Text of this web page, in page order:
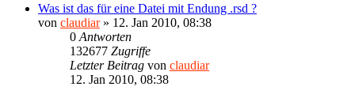
Was ist das für eine Datei mit Endung .rsd ?
von claudiar» 12. Jan 2010, 08:38
0 Antworten
132677 Zugriffe
Letzter Beitrag von claudiar
12. Jan 2010, 08:38